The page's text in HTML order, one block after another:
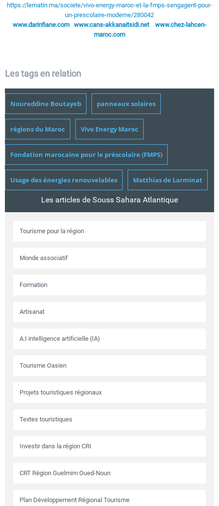
https://lematin.ma/societe/vivo-energy-maroc-et-la-fmps-sengagent-pour-
un-prescolaire-moderne/280042
www.darinfiane.com www.cans-akkanaitsidi.net
www.chez-lahcen-
maroc.com
Les tags en relation
Noureddine Boutayeb panneaux solaires
régions du Maroc Vivo Energy Maroc
Fondation marocaine pour le préscolaire (FMPS)
Usage des énergies renouvelables Matthias de Larminat
Les articles de Souss Sahara Atlantique
Tourisme pour la région
Monde associatif
Formation
Artisanat
A.I intelligence artificielle (IA)
Tourisme Oasien
Projets touristiques régionaux
Textes touristiques
Investir dans la région CRI
CRT Région Guelmim Oued-Noun
Plan Développement Régional Tourisme